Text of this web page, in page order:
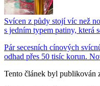
Svícen z půdy stojí víc než
s jedním typem patiny, která
Pár secesních cínových
odhad přes 50 tisíc korun.
Tento článek byl publikován